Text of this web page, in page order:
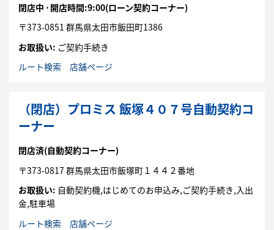
閉店中 ⋅ 開店時間:9:00(ローン契約コーナー)
〒373-0851 群馬県太田市飯田町1386
お取扱い: ご契約手続き
ルート検索
店舗ページ
（閉店）プロミス 飯塚４０７号自動契約コ
ーナー
閉店済(自動契約コーナー)
〒373-0817群馬県太田市飯塚町１４４２番地
お取扱い: 自動契約機,はじめてのお申込み,ご契約手続き,入出
金,駐車場
ルート検索
店舗ページ